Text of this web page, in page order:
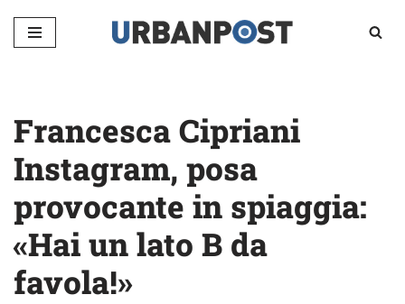
Vai
Francesca Cipriani
Instagram, posa
provocante in spiaggia:
«Hai un lato B da
favola!»